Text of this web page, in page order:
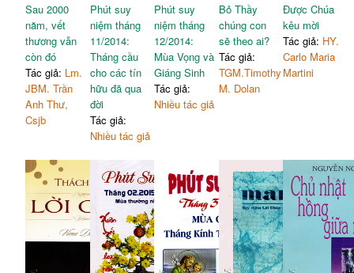
Sau 2000
năm, vết
thương vẫn
còn đó
Tác giả: Lm.
JBM. Trần
Anh Thư,
Csjb
Phút suy
niệm tháng
11/2014:
Tháng cầu
cho các tín
hữu đã qua
đời
Tác giả:
Nhiều tác giả
Phút suy
niệm tháng
12/2014:
Mùa Vọng và
Giáng Sinh
Tác giả:
Nhiều tác giả
Bỏ Thầy
chúng con
sẽ theo ai?
Tác giả:
TGM.Timothy
M. Dolan
Được Chúa
kêu mời
Tác giả: HY.
Carlo Maria
Martini